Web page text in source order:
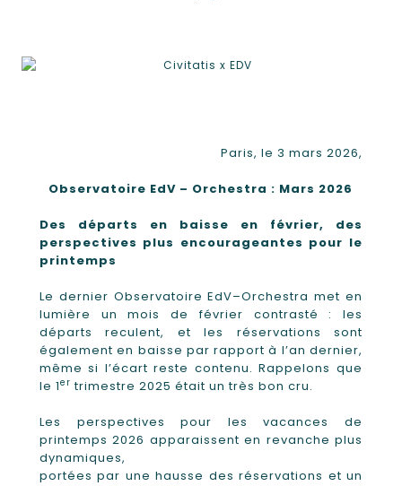
Paris, le 3 mars 2026,
Observatoire EdV – Orchestra : Mars 2026
Des départs en baisse en février, des
perspectives plus encourageantes pour le
printemps
Le dernier Observatoire EdV–Orchestra met en
lumière un mois de février contrasté : les
départs reculent, et les réservations sont
également en baisse par rapport à l’an dernier,
même si l’écart reste contenu. Rappelons que
le 1er trimestre 2025 était un très bon cru.
Les perspectives pour les vacances de
printemps 2026 apparaissent en revanche plus
dynamiques,
portées par une hausse des réservations et un